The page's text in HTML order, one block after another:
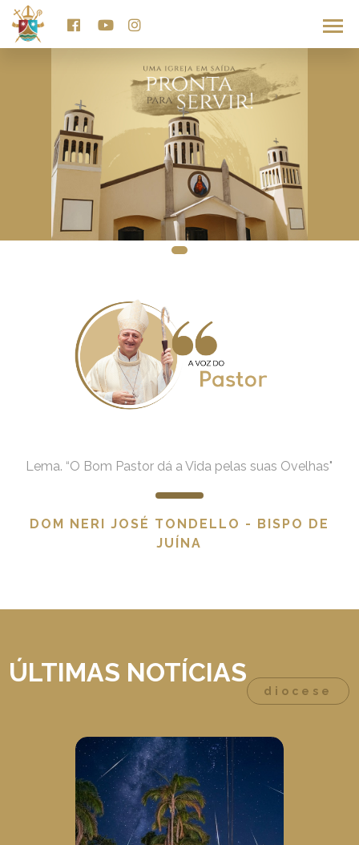
Lema. “O Bom Pastor dá a Vida pelas suas Ovelhas"
DOM NERI JOSÉ TONDELLO - BISPO DE
JUÍNA
ÚLTIMAS NOTÍCIAS
diocese